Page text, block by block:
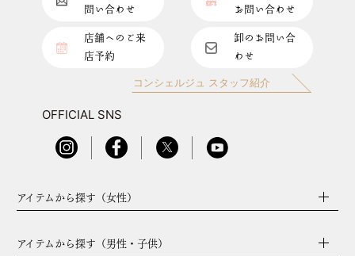
問い合わせ
お問い合わせ
店舗へのご来
店予約
卸のお問い合
わせ
コンシェルジュ スタッフ紹介
OFFICIAL SNS
アイテムから探す（女性）
アイテムから探す（男性・子供）